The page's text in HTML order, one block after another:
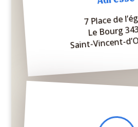
7 Place de
Le Bourg
Saint-Vincent-